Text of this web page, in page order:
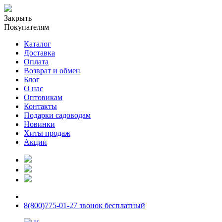
Закрыть
Покупателям
Каталог
Доставка
Оплата
Возврат и обмен
Блог
О нас
Оптовикам
Контакты
Подарки садоводам
Новинки
Хиты продаж
Акции
8(800)775-01-27 звонок бесплатный